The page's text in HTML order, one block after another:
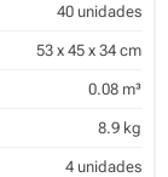
40 unidades
53 x 45 x 34 cm
0.08 m³
8.9 kg
4 unidades